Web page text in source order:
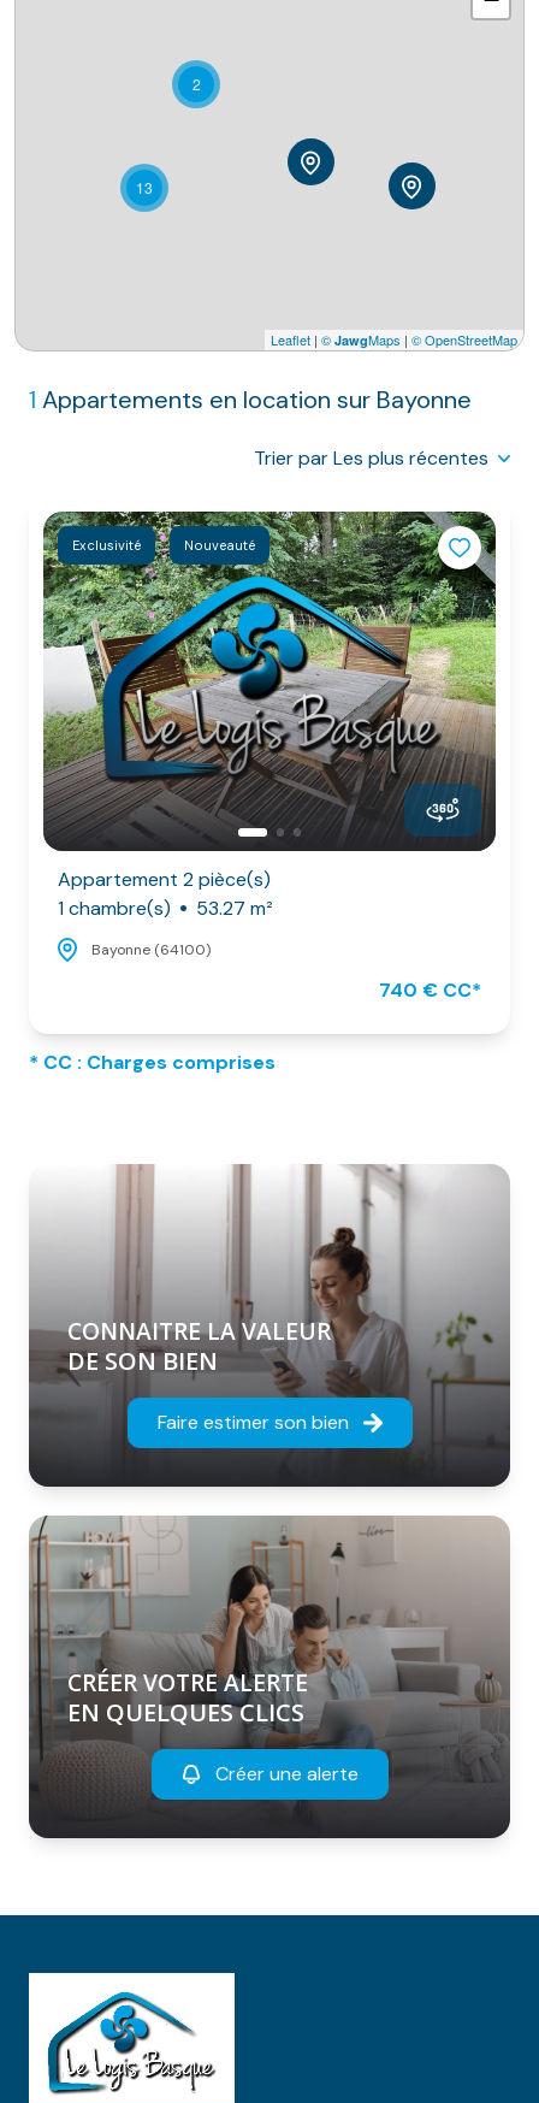
2
13
Leaflet | © JawgMaps | © OpenStreetMap
1 Appartements en location sur Bayonne
Trier par Les plus récentes
Exclusivité Nouveauté
Appartement 2 pièce(s)
1 chambre(s)
53.27 m²
Bayonne (64100)
740 € CC*
* CC : Charges comprises
CONNAITRE LA VALEUR
DE SON BIEN
Faire estimer son bien
CRÉER VOTRE ALERTE
EN QUELQUES CLICS
Créer une alerte